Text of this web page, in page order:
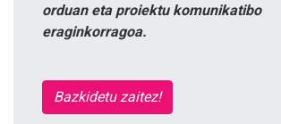
orduan eta proiektu komunikatibo
eraginkorragoa.
Bazkidetu zaitez!